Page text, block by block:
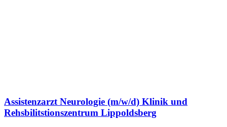
Assistenzarzt Neurologie (m/w/d) Klinik und
Rehsbilitstionszentrum Lippoldsberg